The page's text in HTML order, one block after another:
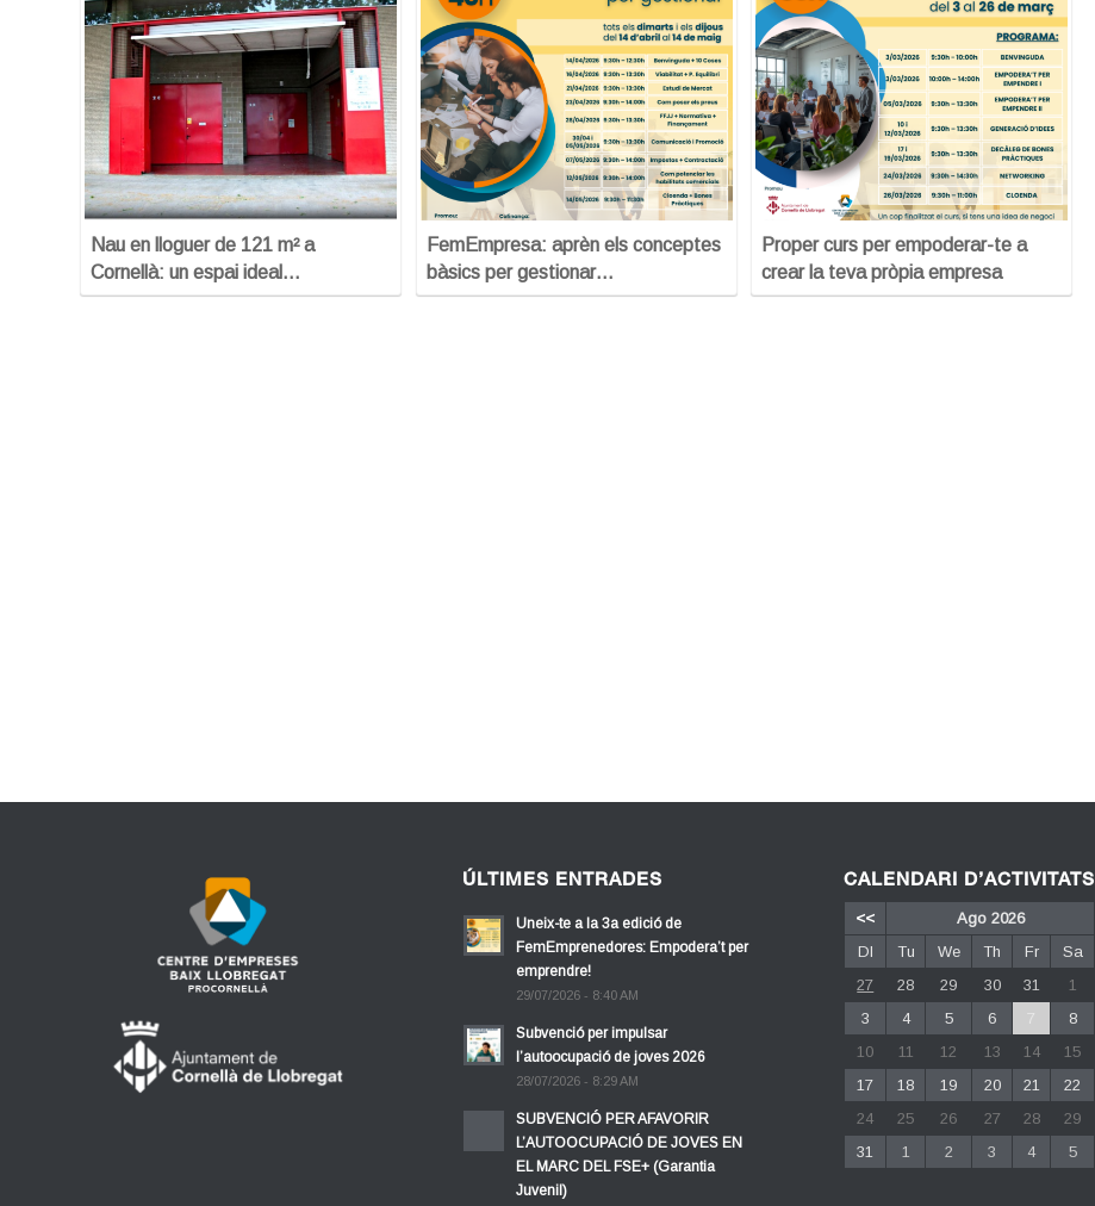
Nau en lloguer de 121 m² a
Cornellà: un espai ideal…
FemEmpresa: aprèn els conceptes
bàsics per gestionar…
Proper curs per empoderar-te a
crear la teva pròpia empresa
ÚLTIMES ENTRADES
Uneix-te a la 3a edició de
FemEmprenedores: Empodera’t per
emprendre!
29/07/2026 - 8:40 AM
Subvenció per impulsar
l’autoocupació de joves 2026
28/07/2026 - 8:29 AM
SUBVENCIÓ PER AFAVORIR
L’AUTOOCUPACIÓ DE JOVES EN
EL MARC DEL FSE+ (Garantia
Juvenil)
CALENDARI D’ACTIVITATS
<< Ago 2026
Dl
Tu We Th Fr Sa
27
28 29 30 31 1
3
4 5 6 7 8
10
11 12 13 14 15
17
18 19 20 21 22
24
25 26 27 28 29
31
1 2 3 4 5